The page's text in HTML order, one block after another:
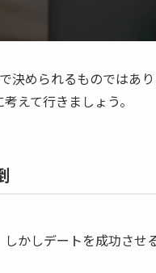
決められるものではあ
えて行きましょう。
かしデートを成功さ